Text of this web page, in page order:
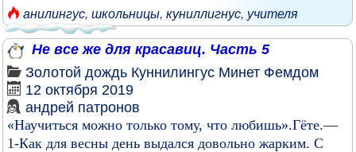
анилингус, школьницы, куниллигнус, учителя
Не все же для красавиц. Часть 5
Золотой дождь Куннилингус Минет Фемдом
12 октября 2019
андрей патронов
«Научиться можно только тому, что любишь».Гёте.—
1-Как для весны день выдался довольно жарким. С